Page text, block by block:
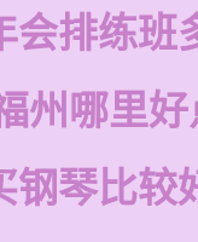
会排练班
州哪里
钢琴比较